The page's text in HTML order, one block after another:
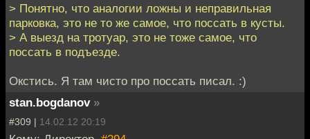
> Понятно, что аналогии ложны и неправильная
парковка, это не то же самое, что поссать в кусты.
> А выезд на тротуар, это не тоже самое, что
поссать в подъезде.
Окстись. Я там чисто про поссать писал. :)
stan.bogdanov »
#309 | 14.02.12 20:19